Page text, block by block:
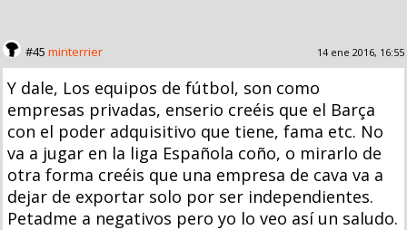
#45 minterrier 14 ene 2016, 16:55
Y dale, Los equipos de fútbol, son como
empresas privadas, enserio creéis que el Barça
con el poder adquisitivo que tiene, fama etc. No
va a jugar en la liga Española coño, o mirarlo de
otra forma creéis que una empresa de cava va a
dejar de exportar solo por ser independientes.
Petadme a negativos pero yo lo veo así un saludo.